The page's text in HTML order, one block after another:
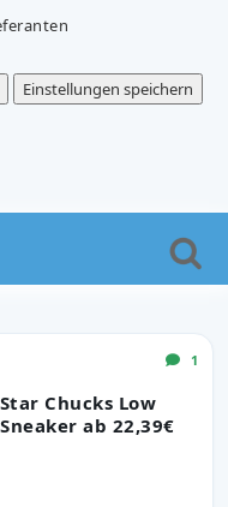
Einstellungen speichern
Chucks Low
ab 22,39€
1